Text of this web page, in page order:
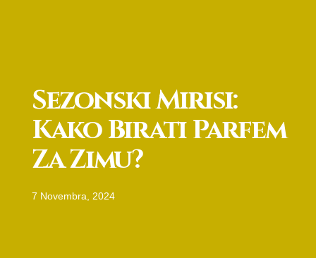
Sezonski Mirisi:
Kako Birati Parfem
Za Zimu?
7 Novembra, 2024